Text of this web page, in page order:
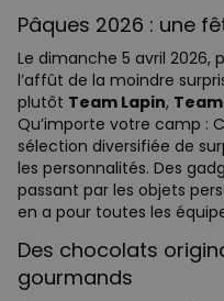
Pâques 2026 : une
Le dimanche 5 avril 2026,
l’affût de la moindre
plutôt Team Lapin,
Qu’importe votre camp :
sélection diversifiée de
les personnalités. Des
passant par les objets
en a pour toutes les
Des chocolats
gourmands